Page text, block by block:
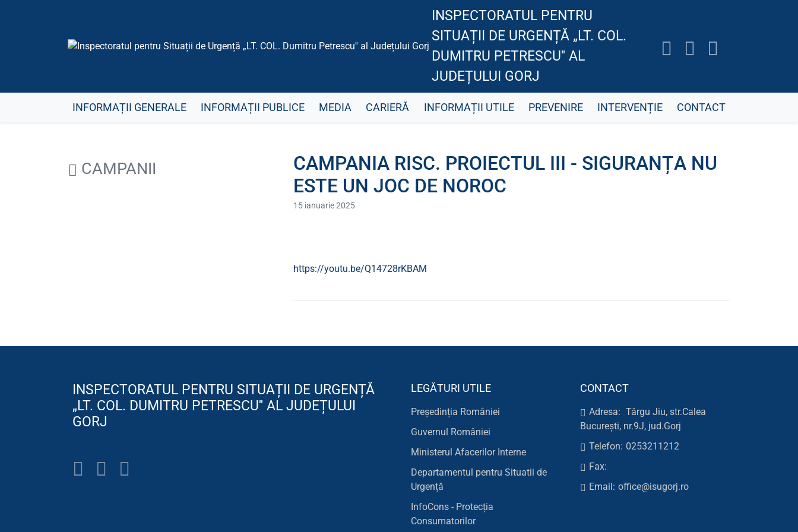
INSPECTORATUL PENTRU
SITUAȚII DE URGENȚĂ „LT. COL.
DUMITRU PETRESCU'' AL
JUDEȚULUI GORJ
INFORMAȚII GENERALE INFORMAȚII PUBLICE MEDIA CARIERĂ INFORMAȚII UTILE PREVENIRE INTERVENȚIE CONTACT
CAMPANII
CAMPANIA RISC. PROIECTUL III - SIGURANȚA NU
ESTE UN JOC DE NOROC
15 ianuarie 2025
https://youtu.be/Q14728rKBAM
INSPECTORATUL PENTRU SITUAȚII DE URGENȚĂ
„LT. COL. DUMITRU PETRESCU'' AL JUDEȚULUI
GORJ
LEGĂTURI UTILE
Președinția României
Guvernul României
Ministerul Afacerilor Interne
Departamentul pentru Situatii de
Urgență
InfoCons - Protecția
Consumatorilor
CONTACT
Adresa: Târgu Jiu, str.Calea
București, nr.9J, jud.Gorj
Telefon: 0253211212
Fax:
Email: office@isugorj.ro